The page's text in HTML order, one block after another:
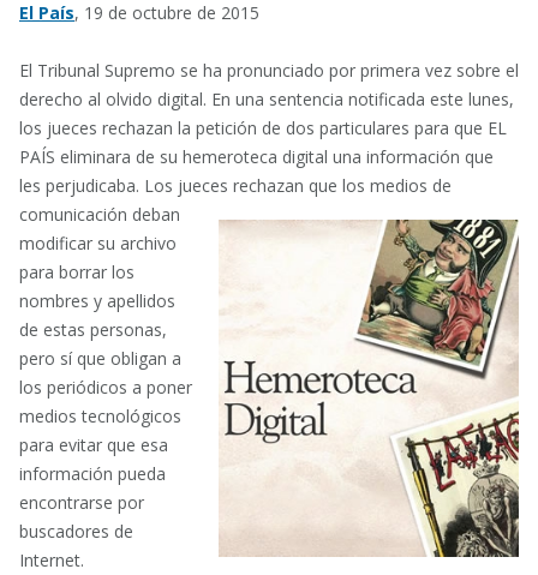
El País, 19 de octubre de 2015
El Tribunal Supremo se ha pronunciado por primera vez sobre el
derecho al olvido digital. En una sentencia notificada este lunes,
los jueces rechazan la petición de dos particulares para que EL
PAÍS eliminara de su hemeroteca digital una información que
les perjudicaba. Los jueces rechazan que los medios de
comunicación deban
modificar su archivo
para borrar los
nombres y apellidos
de estas personas,
pero sí que obligan a
los periódicos a poner
medios tecnológicos
para evitar que esa
información pueda
encontrarse por
buscadores de
Internet.